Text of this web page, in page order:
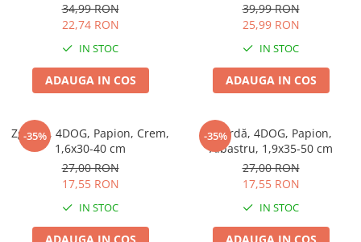
34,99 RON
22,74 RON
IN STOC
ADAUGA IN COS
39,99 RON
25,99 RON
IN STOC
ADAUGA IN COS
-35%
Zgardă, 4DOG, Papion, Crem,
1,6x30-40 cm
27,00 RON
17,55 RON
IN STOC
-35%
Zgardă, 4DOG, Papion,
Albastru, 1,9x35-50 cm
27,00 RON
17,55 RON
IN STOC